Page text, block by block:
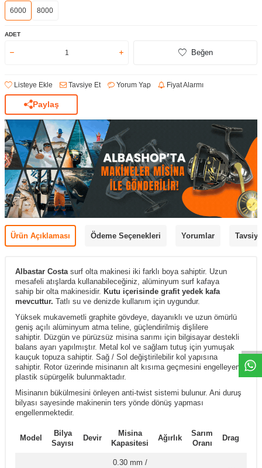
6000 8000
ADET
Beğen
Listeye Ekle Tavsiye Et Yorum Yap Fiyat Alarmı
Paylaş
Ürün Açıklaması Ödeme Seçenekleri Yorumlar
Albastar Costa surf olta makinesi iki farklı boya sahiptir. Uzun
mesafeli atışlarda kullanabileceğiniz, alüminyum surf kafaya
sahip bir olta makinesidir. Kutu içerisinde grafit yedek kafa
mevcuttur. Tatlı su ve denizde kullanım için uygundur.
Yüksek mukavemetli graphite gövdeye, dayanıklı ve uzun ömürlü
geniş açılı alüminyum atma teline, güçlendirilmiş dişlilere
sahiptir. Düzgün ve pürüzsüz misina sarımı için bilgisayar destekli
balans ayarı yapılmıştır. Metal kol ve sağlam tutuş için yumuşak
kauçuk topuza sahiptir. Sağ / Sol değiştirilebilir kol yapısına
sahiptir. Rotor üzerinde misinanın alt kısıma geçmesini engelleyen
plastik süpürgelik bulunmaktadır.
Misinanın bükülmesini önleyen anti-twist sistemi bulunur. Ani duruş
bilyası sayesinde makinenin ters yönde dönüş yapması
engellenmektedir.
Model
Bilya
Sayısı
Devir
Misina
Kapasitesi
Ağırlık
Sarım
Oranı
Drag
0.30 mm /